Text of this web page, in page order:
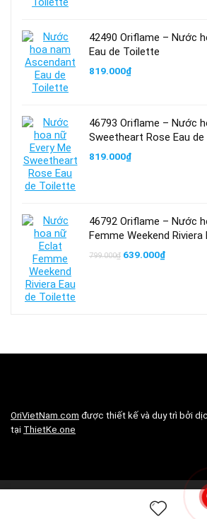
42490 Oriflame – Nước
Eau de Toilette
819.000₫
46793 Oriflame – Nước
Sweetheart Rose Eau
819.000₫
46792 Oriflame – Nước
Femme Weekend
799.000₫ Giá
639.000₫Giá
OriVietNam.com được thiết kế và duy trì bởi
tại ThietKe.one
Copyright © 2019 OriVietNam.com All rights
tư vấn viên độc lập